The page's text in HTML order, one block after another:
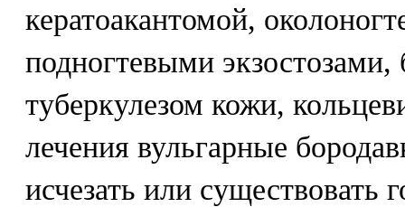
кератоакантомой,
подногтевыми экзостозами,
туберкулезом кожи,
лечения вульгарные
исчезать или